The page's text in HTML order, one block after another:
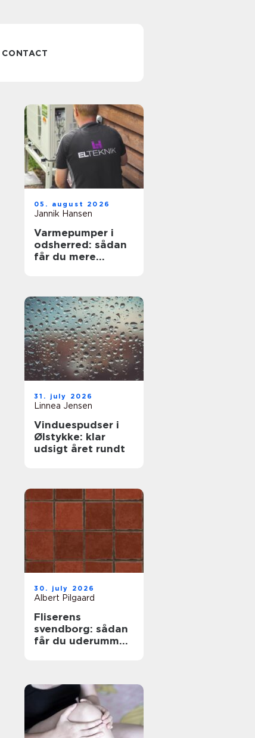
CONTACT
05. august 2026
Jannik Hansen
Varmepumper i
odsherred: sådan
får du mere
31. july 2026
Linnea Jensen
Vinduespudser i
Ølstykke: klar
udsigt året rundt
30. july 2026
Albert Pilgaard
Fliserens
svendborg: sådan
får du uderummet